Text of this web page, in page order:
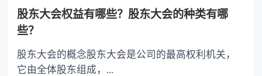
股东大会权益有哪些？股东大会的种类有哪
些？
股东大会的概念股东大会是公司的最高权利机关，
它由全体股东组成，...